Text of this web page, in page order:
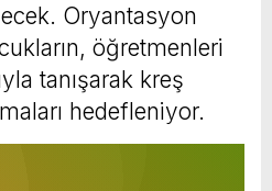
Oryantasyon
öğretmenleri
tanışarak kreş
hedefleniyor.